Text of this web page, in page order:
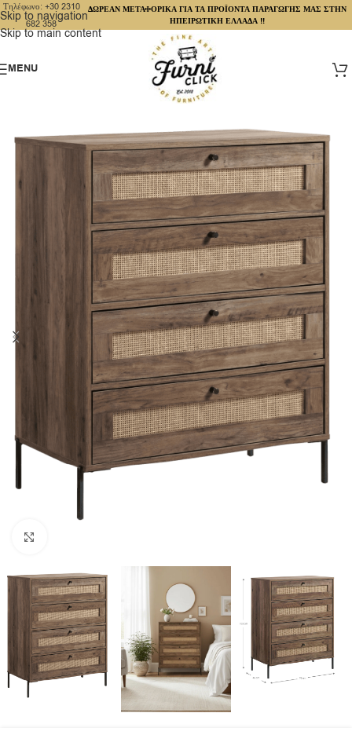
Skip to navigation
Skip to main content
Τηλέφωνο: +30 2310
682 358
ΔΩΡΕΑΝ ΜΕΤΑΦΟΡΙΚΑ ΓΙΑ ΤΑ ΠΡΟΪΟΝΤΑ ΠΑΡΑΓΩΓΗΣ ΜΑΣ ΣΤΗΝ
ΗΠΕΙΡΩΤΙΚΗ ΕΛΛΑΔΑ !!
MENU